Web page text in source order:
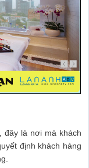
đây là nơi mà khách
định khách hàng